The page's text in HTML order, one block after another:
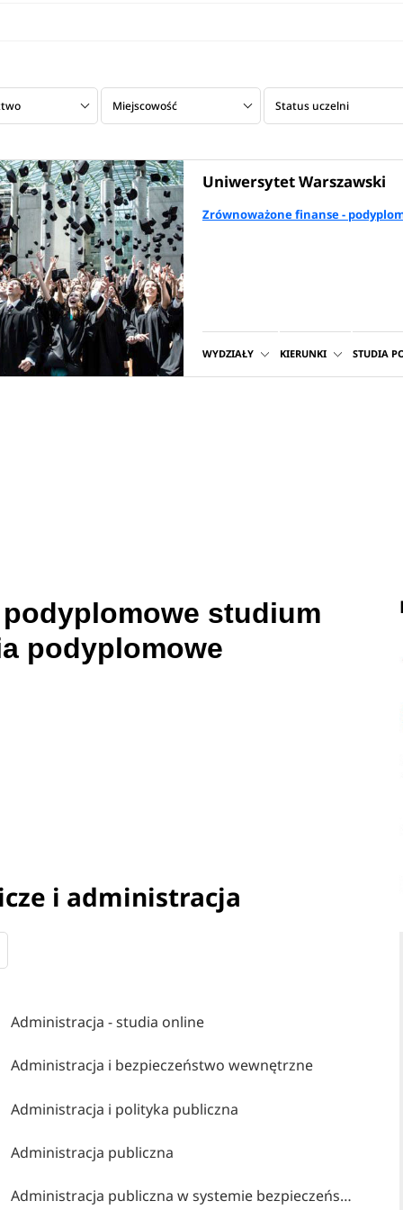
Miejscowość Status uczelni
Uniwersytet Warszawski
Zrównoważone finanse -
WYDZIAŁY KIERUNKI STUDIA
studium
podyplomowe
i administracja
Administracja - studia online
Administracja i bezpieczeństwo wewnętrzne
Administracja i polityka publiczna
Administracja publiczna
Administracja publiczna w systemie bezpieczeństwa narodowego